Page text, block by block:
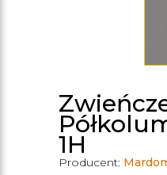
1H
Producent: